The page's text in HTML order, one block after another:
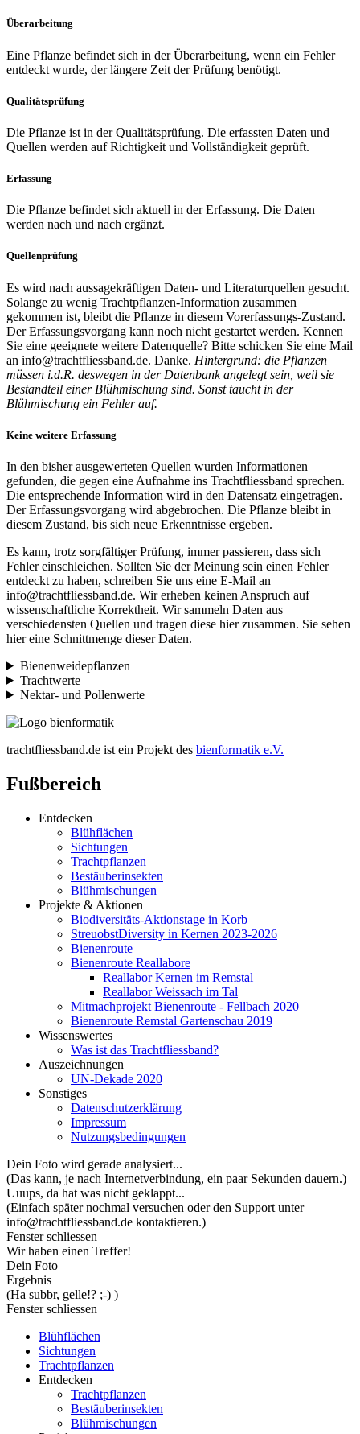
Überarbeitung
Eine Pflanze befindet sich in der Überarbeitung, wenn ein Fehler
entdeckt wurde, der längere Zeit der Prüfung benötigt.
Qualitätsprüfung
Die Pflanze ist in der Qualitätsprüfung. Die erfassten Daten und
Quellen werden auf Richtigkeit und Vollständigkeit geprüft.
Erfassung
Die Pflanze befindet sich aktuell in der Erfassung. Die Daten
werden nach und nach ergänzt.
Quellenprüfung
Es wird nach aussagekräftigen Daten- und Literaturquellen gesucht.
Solange zu wenig Trachtpflanzen-Information zusammen
gekommen ist, bleibt die Pflanze in diesem Vorerfassungs-Zustand.
Der Erfassungsvorgang kann noch nicht gestartet werden. Kennen
Sie eine geeignete weitere Datenquelle? Bitte schicken Sie eine Mail
an info@trachtfliessband.de. Danke. Hintergrund: die Pflanzen
müssen i.d.R. deswegen in der Datenbank angelegt sein, weil sie
Bestandteil einer Blühmischung sind. Sonst taucht in der
Blühmischung ein Fehler auf.
Keine weitere Erfassung
In den bisher ausgewerteten Quellen wurden Informationen
gefunden, die gegen eine Aufnahme ins Trachtfliessband sprechen.
Die entsprechende Information wird in den Datensatz eingetragen.
Der Erfassungsvorgang wird abgebrochen. Die Pflanze bleibt in
diesem Zustand, bis sich neue Erkenntnisse ergeben.
Es kann, trotz sorgfältiger Prüfung, immer passieren, dass sich
Fehler einschleichen. Sollten Sie der Meinung sein einen Fehler
entdeckt zu haben, schreiben Sie uns eine E-Mail an
info@trachtfliessband.de. Wir erheben keinen Anspruch auf
wissenschaftliche Korrektheit. Wir sammeln Daten aus
verschiedensten Quellen und tragen diese hier zusammen. Sie sehen
hier eine Schnittmenge dieser Daten.
Bienenweidepflanzen
Trachtwerte
Nektar- und Pollenwerte
trachtfliessband.de ist ein Projekt des bienformatik e.V.
Fußbereich
Entdecken
Blühflächen
Sichtungen
Trachtpflanzen
Bestäuberinsekten
Blühmischungen
Projekte & Aktionen
Biodiversitäts-Aktionstage in Korb
StreuobstDiversity in Kernen 2023-2026
Bienenroute
Bienenroute Reallabore
Reallabor Kernen im Remstal
Reallabor Weissach im Tal
Mitmachprojekt Bienenroute - Fellbach 2020
Bienenroute Remstal Gartenschau 2019
Wissenswertes
Was ist das Trachtfliessband?
Auszeichnungen
UN-Dekade 2020
Sonstiges
Datenschutzerklärung
Impressum
Nutzungsbedingungen
Dein Foto wird gerade analysiert...
(Das kann, je nach Internetverbindung, ein paar Sekunden dauern.)
Uuups, da hat was nicht geklappt...
(Einfach später nochmal versuchen oder den Support unter
info@trachtfliessband.de kontaktieren.)
Fenster schliessen
Wir haben einen Treffer!
Dein Foto
Ergebnis
(Ha subbr, gelle!? ;-) )
Fenster schliessen
Blühflächen
Sichtungen
Trachtpflanzen
Entdecken
Trachtpflanzen
Bestäuberinsekten
Blühmischungen